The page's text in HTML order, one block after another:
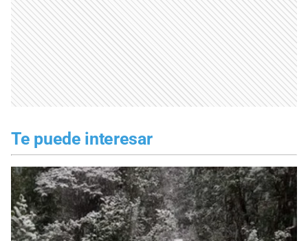
Te puede interesar